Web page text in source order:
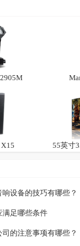
设备的技巧有哪些？
满足哪些条件
的注意事项有哪些？